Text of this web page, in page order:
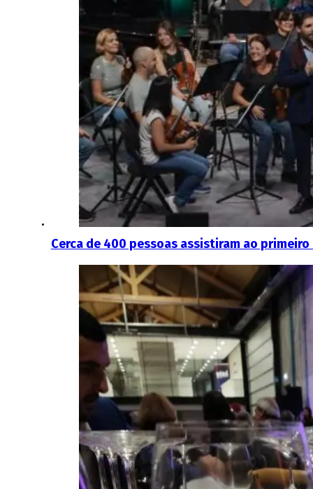
Cerca de 400 pessoas assistiram ao